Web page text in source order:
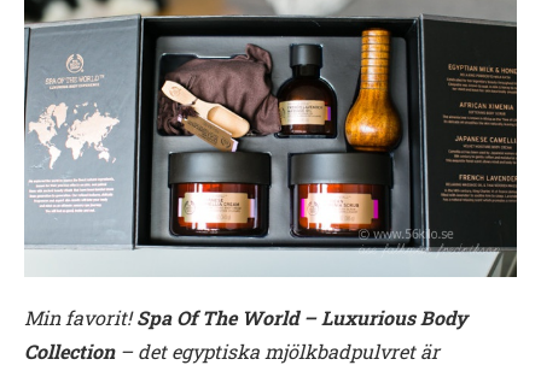
Min favorit!Spa Of The World – Luxurious Body
Collection– det egyptiska mjölkbadpulvret är